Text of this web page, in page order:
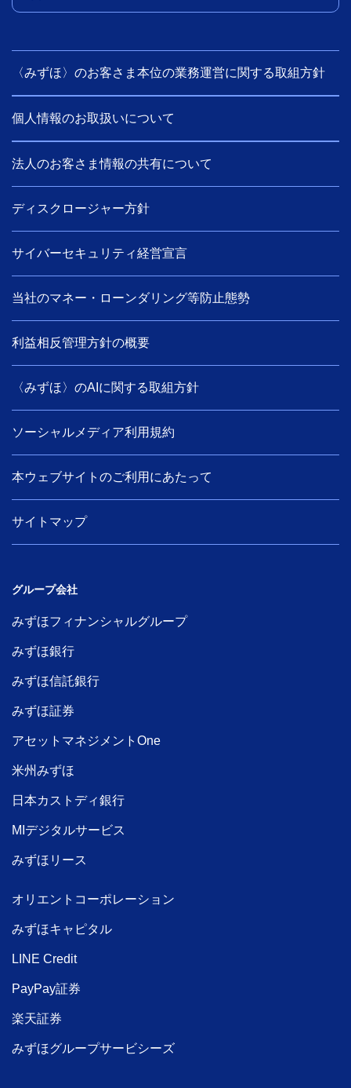
〈みずほ〉のお客さま本位の業務運営に関する取組方針
個人情報のお取扱いについて
法人のお客さま情報の共有について
ディスクロージャー方針
サイバーセキュリティ経営宣言
当社のマネー・ローンダリング等防止態勢
利益相反管理方針の概要
〈みずほ〉のAIに関する取組方針
ソーシャルメディア利用規約
本ウェブサイトのご利用にあたって
サイトマップ
グループ会社
みずほフィナンシャルグループ
みずほ銀行
みずほ信託銀行
みずほ証券
アセットマネジメントOne
米州みずほ
日本カストディ銀行
MIデジタルサービス
みずほリース
オリエントコーポレーション
みずほキャピタル
LINE Credit
PayPay証券
楽天証券
みずほグループサービシーズ